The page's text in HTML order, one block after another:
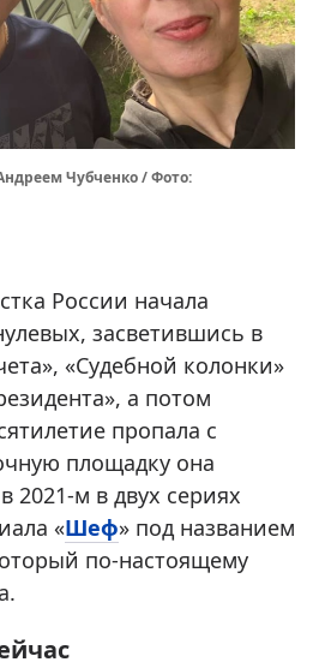
Чубченко / Фото:
России начала
засветившись в
«Судебной колонки»
а потом
пропала с
площадку она
2021-м в двух сериях
«Шеф» под названием
по-настоящему